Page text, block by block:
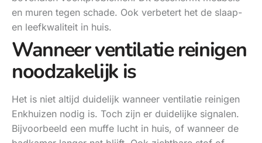
en muren tegen schade. Ook verbetert het de slaap-
en leefkwaliteit in huis.
Wanneer ventilatie reinigen
noodzakelijk is
Het is niet altijd duidelijk wanneer ventilatie reinigen
Enkhuizen nodig is. Toch zijn er duidelijke signalen.
Bijvoorbeeld een muffe lucht in huis, of wanneer de